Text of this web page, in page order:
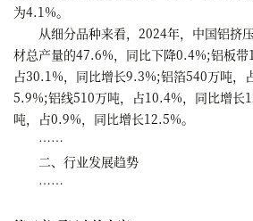
为4.1%。
从细分品种来看，2024年，中国铝挤
材总产量的47.6%，同比下降0.4%;铝板带
占30.1%，同比增长9.3%;铝箔540万吨，
5.9%;铝线510万吨，占10.4%，同比增长
吨，占0.9%，同比增长12.5%。
……
二、行业发展趋势
……